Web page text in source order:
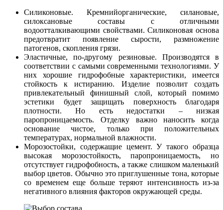
Силиконовые. Кремнийорганические, силановые,
силоксановые составы с отличными
водоотталкивающими свойствами. Силиконовая основа
предотвратит появление сырости, размножение
патогенов, скопления грязи.
Эластичные, по-другому резиновые. Производятся в
соответствии с самыми современными технологиями. У
них хорошие гидрофобные характеристики, имеется
стойкость к истиранию. Изделие позволит создать
привлекательный финишный слой, который помимо
эстетики будет защищать поверхность благодаря
плотности. Но есть недостатки – низкая
паропроницаемость. Отделку важно наносить когда
основание чистое, только при положительных
температурах, нормальной влажности.
Морозостойки, содержащие цемент. У такого образца
высокая морозостойкость, паропроницаемость, но
отсутствует гидрофобность, а также слишком маленький
выбор цветов. Обычно это приглушенные тона, которые
со временем еще больше теряют интенсивность из-за
негативного влияния факторов окружающей среды.